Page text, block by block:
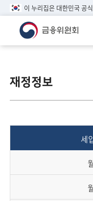
이 누리집은 대한민국 공
린
이알
재정정보
세